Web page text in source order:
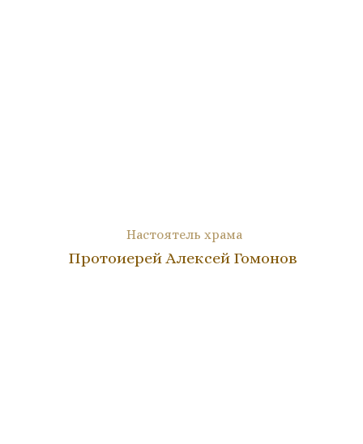
Настоятель храма
Протоиерей Алексей Гомонов